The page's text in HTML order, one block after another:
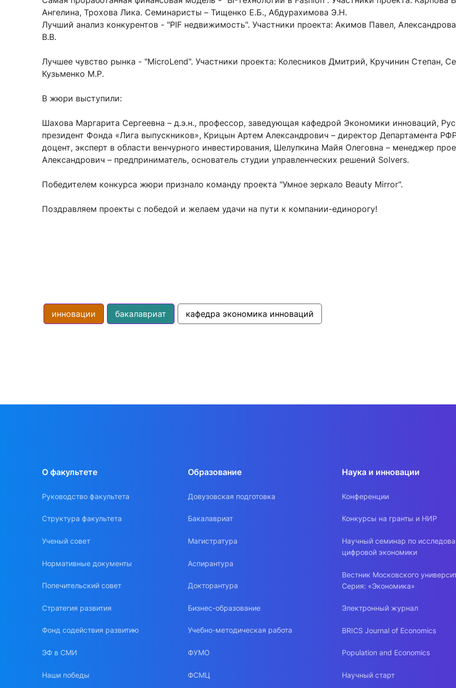
Ангелина, Трохова Лика. Семинаристы – Тищенко Е.Б., Абдурахимова Э.Н.
Лучший анализ конкурентов - "PIF недвижимость". Участники проекта: Акимов Павел,
В.В.
Лучшее чувство рынка - "MicroLend". Участники проекта: Колесников Дмитрий, Кручинин Степан,
Кузьменко М.Р.
В жюри выступили:
Шахова Маргарита Сергеевна – д.э.н., профессор, заведующая кафедрой Экономики инноваций,
президент Фонда «Лига выпускников», Крицын Артем Александрович – директор Департамента
доцент, эксперт в области венчурного инвестирования, Шелупкина Майя Олеговна – менеджер
Александрович – предприниматель, основатель студии управленческих решений Solvers.
Победителем конкурса жюри признало команду проекта "Умное зеркало Beauty Mirror".
Поздравляем проекты с победой и желаем удачи на пути к компании-единорогу!
инновации бакалавриат кафедра экономика инноваций
О факультете
Руководство факультета
Структура факультета
Ученый совет
Нормативные документы
Попечительский совет
Стратегия развития
Фонд содействия развитию
ЭФ в СМИ
Наши победы
Образование
Довузовская подготовка
Бакалавриат
Магистратура
Аспирантура
Докторантура
Бизнес-образование
Учебно-методическая работа
ФУМО
ФСМЦ
Наука и инновации
Конференции
Конкурсы на гранты и НИР
Научный семинар по
цифровой экономики
Вестник Московского
Серия: «Экономика»
Электронный журнал
BRICS Journal of Economics
Population and Economics
Научный старт